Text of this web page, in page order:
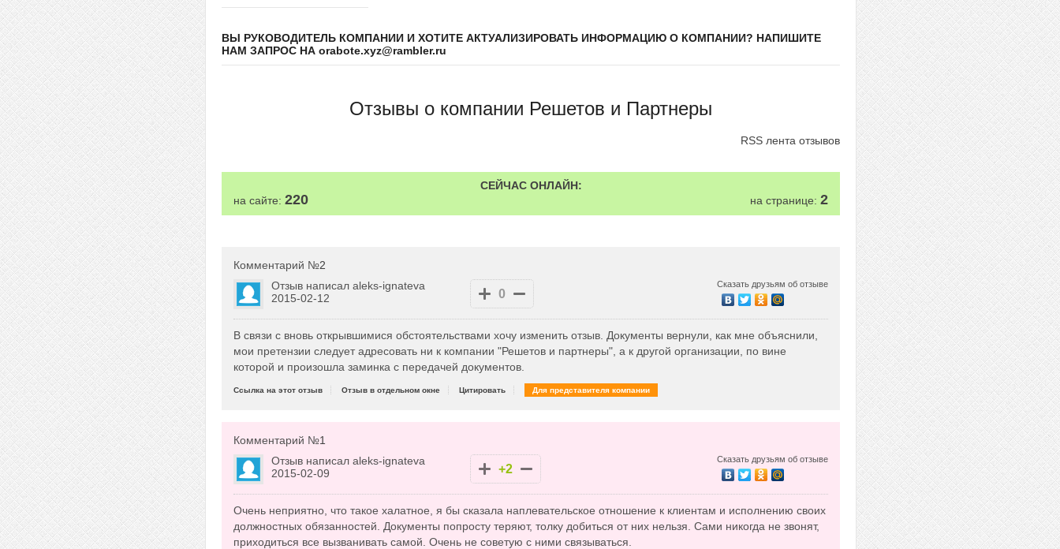
ВЫ РУКОВОДИТЕЛЬ КОМПАНИИ И ХОТИТЕ АКТУАЛИЗИРОВАТЬ ИНФОРМАЦИЮ О КОМПАНИИ? НАПИШИТЕ
НАМ ЗАПРОС НА orabote.xyz@rambler.ru
Отзывы о компании Решетов и Партнеры
RSS лента отзывов
СЕЙЧАС ОНЛАЙН:
на сайте: 220 на странице: 2
Комментарий №2
Отзыв написал aleks-ignateva
2015-02-12
0
Сказать друзьям об отзыве
В связи с вновь открывшимися обстоятельствами хочу изменить отзыв. Документы вернули, как мне объяснили,
мои претензии следует адресовать ни к компании "Решетов и партнеры", а к другой организации, по вине
которой и произошла заминка с передачей документов.
Ссылка на этот отзыв Отзыв в отдельном окне Цитировать Для представителя компании
Комментарий №1
Отзыв написал aleks-ignateva
2015-02-09
+2
Сказать друзьям об отзыве
Очень неприятно, что такое халатное, я бы сказала наплевательское отношение к клиентам и исполнению своих
должностных обязанностей. Документы попросту теряют, толку добиться от них нельзя. Сами никогда не звонят,
приходиться все вызванивать самой. Очень не советую с ними связываться.